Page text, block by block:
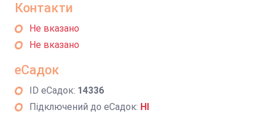
Контакти
Не вказано
Не вказано
еСадок
ID еСадок: 14336
Підключений до еСадок: НІ